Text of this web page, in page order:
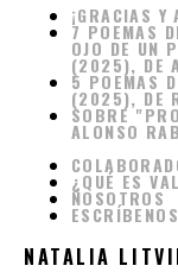
¡GRACIAS
7 POEMAS
OJO DE UN
(2025), DE
5 POEMAS
(2025), DE
SOBRE
ALONSO
¿QUÉ ES
NOSOTROS
ESCRÍBENOS
NATALIA